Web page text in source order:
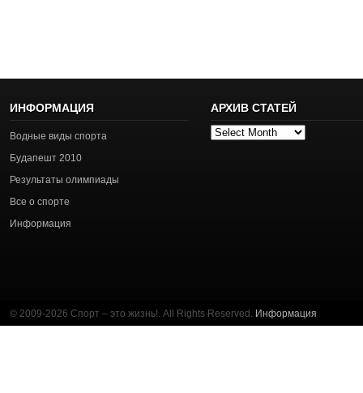
ИНФОРМАЦИЯ
Водные виды спорта
Будапешт 2010
Результаты олимпиады
Все о спорте
Информация
АРХИВ СТАТЕЙ
Архив
© 2009-2026 Спорт – это жизнь!. All Rights Reserved. Информация